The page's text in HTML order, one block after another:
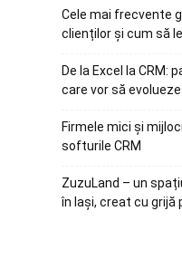
Cele mai frecvente
clienților și cum să
De la Excel la CRM:
care vor să evolueze
Firmele mici și
softurile CRM
ZuzuLand – un
în Iași, creat cu